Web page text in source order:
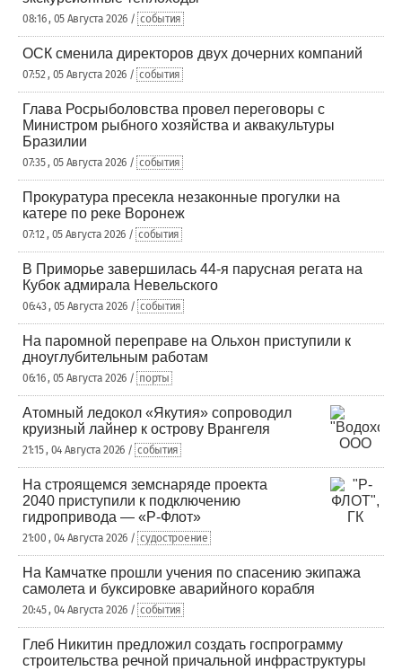
08:16 , 05 Августа 2026 / события
ОСК сменила директоров двух дочерних компаний
07:52 , 05 Августа 2026 / события
Глава Росрыболовства провел переговоры с
Министром рыбного хозяйства и аквакультуры
Бразилии
07:35 , 05 Августа 2026 / события
Прокуратура пресекла незаконные прогулки на
катере по реке Воронеж
07:12 , 05 Августа 2026 / события
В Приморье завершилась 44-я парусная регата на
Кубок адмирала Невельского
06:43 , 05 Августа 2026 / события
На паромной переправе на Ольхон приступили к
дноуглубительным работам
06:16 , 05 Августа 2026 / порты
Атомный ледокол «Якутия» сопроводил
круизный лайнер к острову Врангеля
21:15 , 04 Августа 2026 / события
На строящемся земснаряде проекта
2040 приступили к подключению
гидропривода — «Р-Флот»
21:00 , 04 Августа 2026 / судостроение
На Камчатке прошли учения по спасению экипажа
самолета и буксировке аварийного корабля
20:45 , 04 Августа 2026 / события
Глеб Никитин предложил создать госпрограмму
строительства речной причальной инфраструктуры